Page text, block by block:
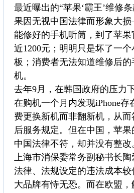
最近曝出的“苹果‘霸王’维修
果因无视中国法律而形象大
能修好的手机听筒，到了苹
近1200元；明明只是坏了一
板；消费者无法知道维修后
机。
去年9月，在韩国政府的压力
在购机一个月内发现iPhone
费更换新机而非翻新机，从
后服务规定。但在中国，苹
中国法律不符，却并没有整改
上海市消保委常务副秘书长
法律、法规设定的违法成本
大品牌有恃无恐。而在欧盟